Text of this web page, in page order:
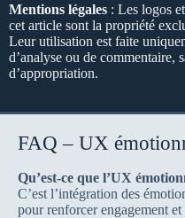
Mentions légales : Les logos
cet article sont la propriété
Leur utilisation est faite
d’analyse ou de commentaire,
d’appropriation.
FAQ – UX
Qu’est-ce que l’UX
C’est l’intégration des
pour renforcer engagement